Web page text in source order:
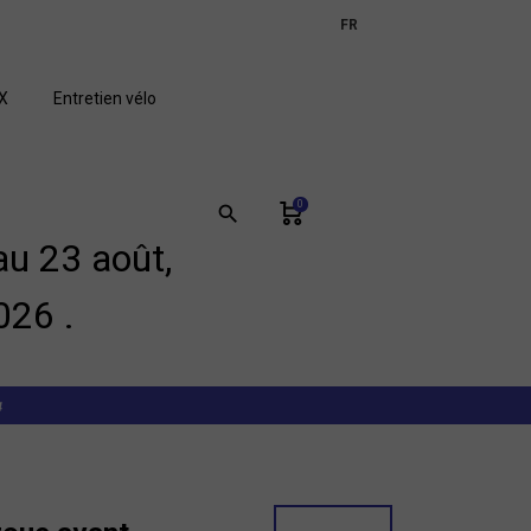
FR
Entretien vélo
23 août,
.
search 0